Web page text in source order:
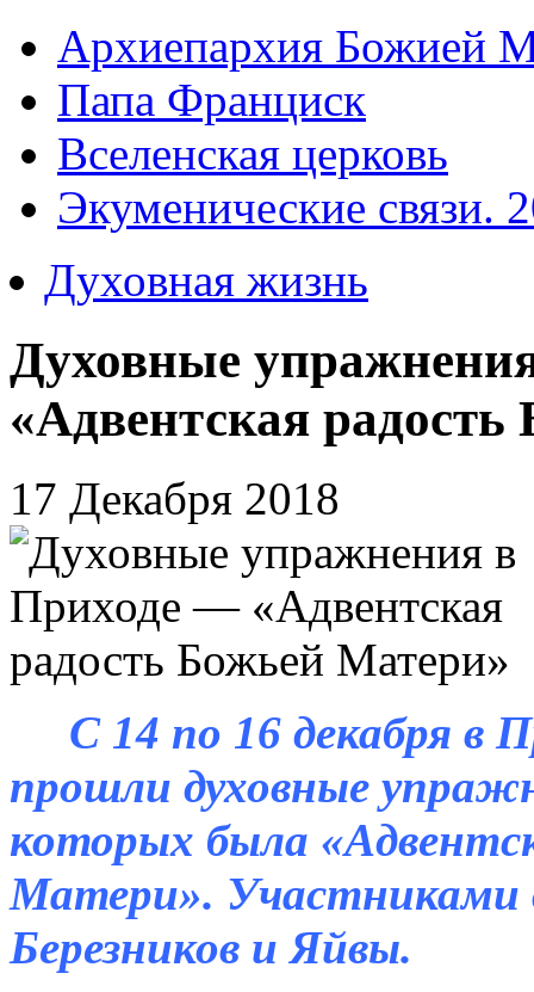
Архиепархия Божией
Папа Франциск
Вселенская церковь
Экуменические связи.
Духовная жизнь
Духовные
«Адвентская
17 Декабря 2018
С 14 по 16 декабря в
прошли духовные
которых была
Матери». Участниками
Березников и Яйвы.